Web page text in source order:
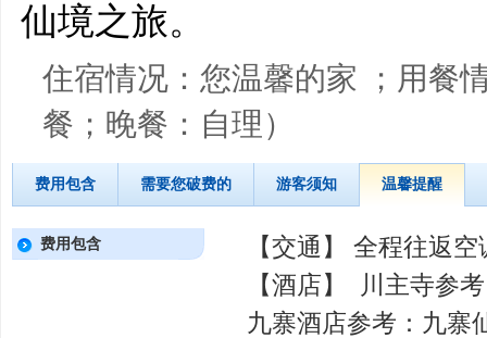
仙境之旅。
住宿情况：您温馨的家 ；用餐
餐；晚餐：自理）
费用包含 需要您破费的 游客须知 温馨提醒
费用包含
【交通】 全程往返
【酒店】 川主寺参
九寨酒店参考：九寨